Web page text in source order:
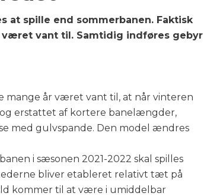
at spille end sommerbanen. Faktisk
vant til. Samtidig indføres gebyr
mange år været vant til, at når vinteren
erstattet af kortere banelængder,
med gulvspande. Den model ændres
i sæsonen 2021-2022 skal spilles
bliver etableret relativt tæt på
kommer til at være i umiddelbar